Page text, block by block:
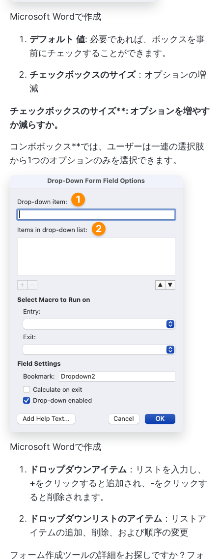
Microsoft Wordで作成
デフォルト 値: 必要であれば、ボックスを事
前にチェックすることができます。
チェックボックスのサイズ：オプションの増
減
チェックボックスのサイズ**: オプションを増やす
か減らすか。
コンボボックス**では、ユーザーは一連の選択肢
から1つのオプションのみを選択できます。
Microsoft Wordで作成
ドロップダウンアイテム ：リストを入力し、
+をクリックすると追加され、 -をクリックす
ると削除されます。
ドロップダウンリストのアイテム ：リストア
イテムの追加、削除、および順序の変更
フォーム作成ツールの詳細をお探しですか？フォ